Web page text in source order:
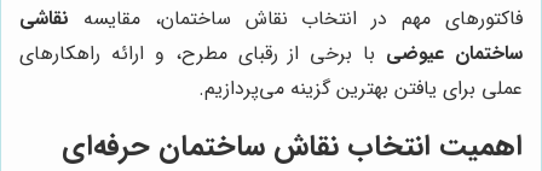
فاکتورهای مهم در انتخاب نقاش ساختمان، مقایسه نقاشی
ساختمان عیوضی با برخی از رقبای مطرح، و ارائه راهکارهای
عملی برای یافتن بهترین گزینه می‌پردازیم.
اهمیت انتخاب نقاش ساختمان حرفه‌ای